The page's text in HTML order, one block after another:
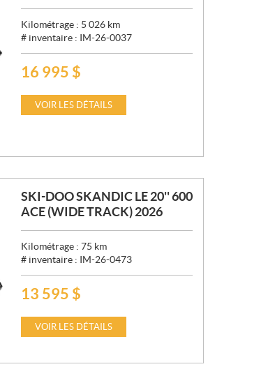
Kilométrage : 5 026 km
# inventaire : IM-26-0037
P
X
16 995 $
VOIR LES DÉTAILS
SKI-DOO SKANDIC LE 20'' 600
ACE (WIDE TRACK) 2026
Kilométrage : 75 km
# inventaire : IM-26-0473
P
X
13 595 $
VOIR LES DÉTAILS